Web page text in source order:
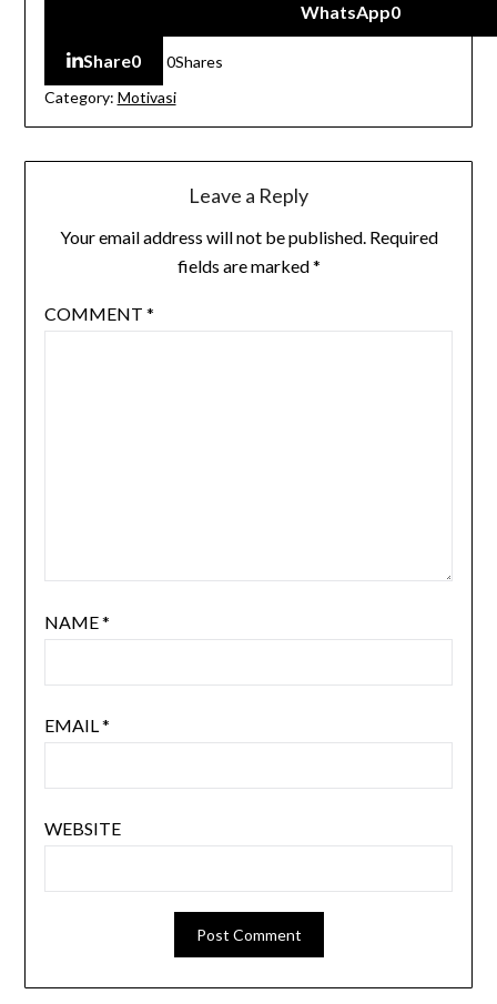
WhatsApp0
Share0 0Shares
Category: Motivasi
Leave a Reply
Your email address will not be published. Required
fields are marked*
COMMENT *
NAME*
EMAIL*
WEBSITE